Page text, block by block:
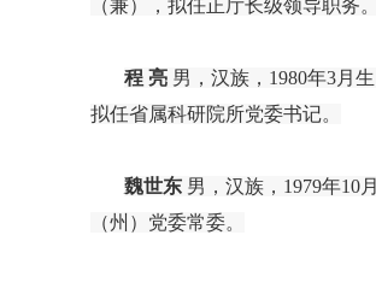
（兼），拟任正厅长级领导职务。
程 亮 男，汉族， 1980年3月
拟任省属科研院所党委书记。
魏世东 男，汉族， 1979年10
（州）党委常委。